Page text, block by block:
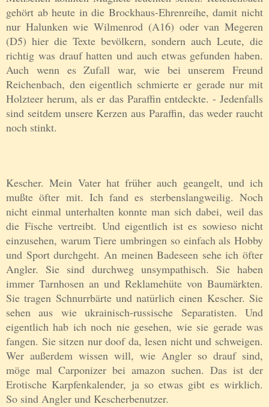
gehört ab heute in die Brockhaus-Ehrenreihe, damit nicht
nur Halunken wie Wilmenrod (A16) oder van Megeren
(D5) hier die Texte bevölkern, sondern auch Leute, die
richtig was drauf hatten und auch etwas gefunden haben.
Auch wenn es Zufall war, wie bei unserem Freund
Reichenbach, den eigentlich schmierte er gerade nur mit
Holzteer herum, als er das Paraffin entdeckte. - Jedenfalls
sind seitdem unsere Kerzen aus Paraffin, das weder raucht
noch stinkt.
Kescher. Mein Vater hat früher auch geangelt, und ich
mußte öfter mit. Ich fand es sterbenslangweilig. Noch
nicht einmal unterhalten konnte man sich dabei, weil das
die Fische vertreibt. Und eigentlich ist es sowieso nicht
einzusehen, warum Tiere umbringen so einfach als Hobby
und Sport durchgeht. An meinen Badeseen sehe ich öfter
Angler. Sie sind durchweg unsympathisch. Sie haben
immer Tarnhosen an und Reklamehüte von Baumärkten.
Sie tragen Schnurrbärte und natürlich einen Kescher. Sie
sehen aus wie ukrainisch-russische Separatisten. Und
eigentlich hab ich noch nie gesehen, wie sie gerade was
fangen. Sie sitzen nur doof da, lesen nicht und schweigen.
Wer außerdem wissen will, wie Angler so drauf sind,
möge mal Carponizer bei amazon suchen. Das ist der
Erotische Karpfenkalender, ja so etwas gibt es wirklich.
So sind Angler und Kescherbenutzer.